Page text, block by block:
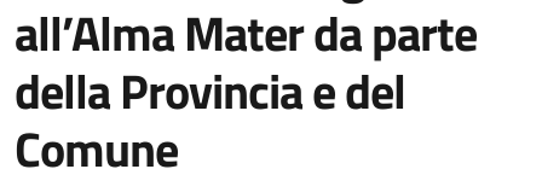
all’Alma Mater da parte
della Provincia e del
Comune